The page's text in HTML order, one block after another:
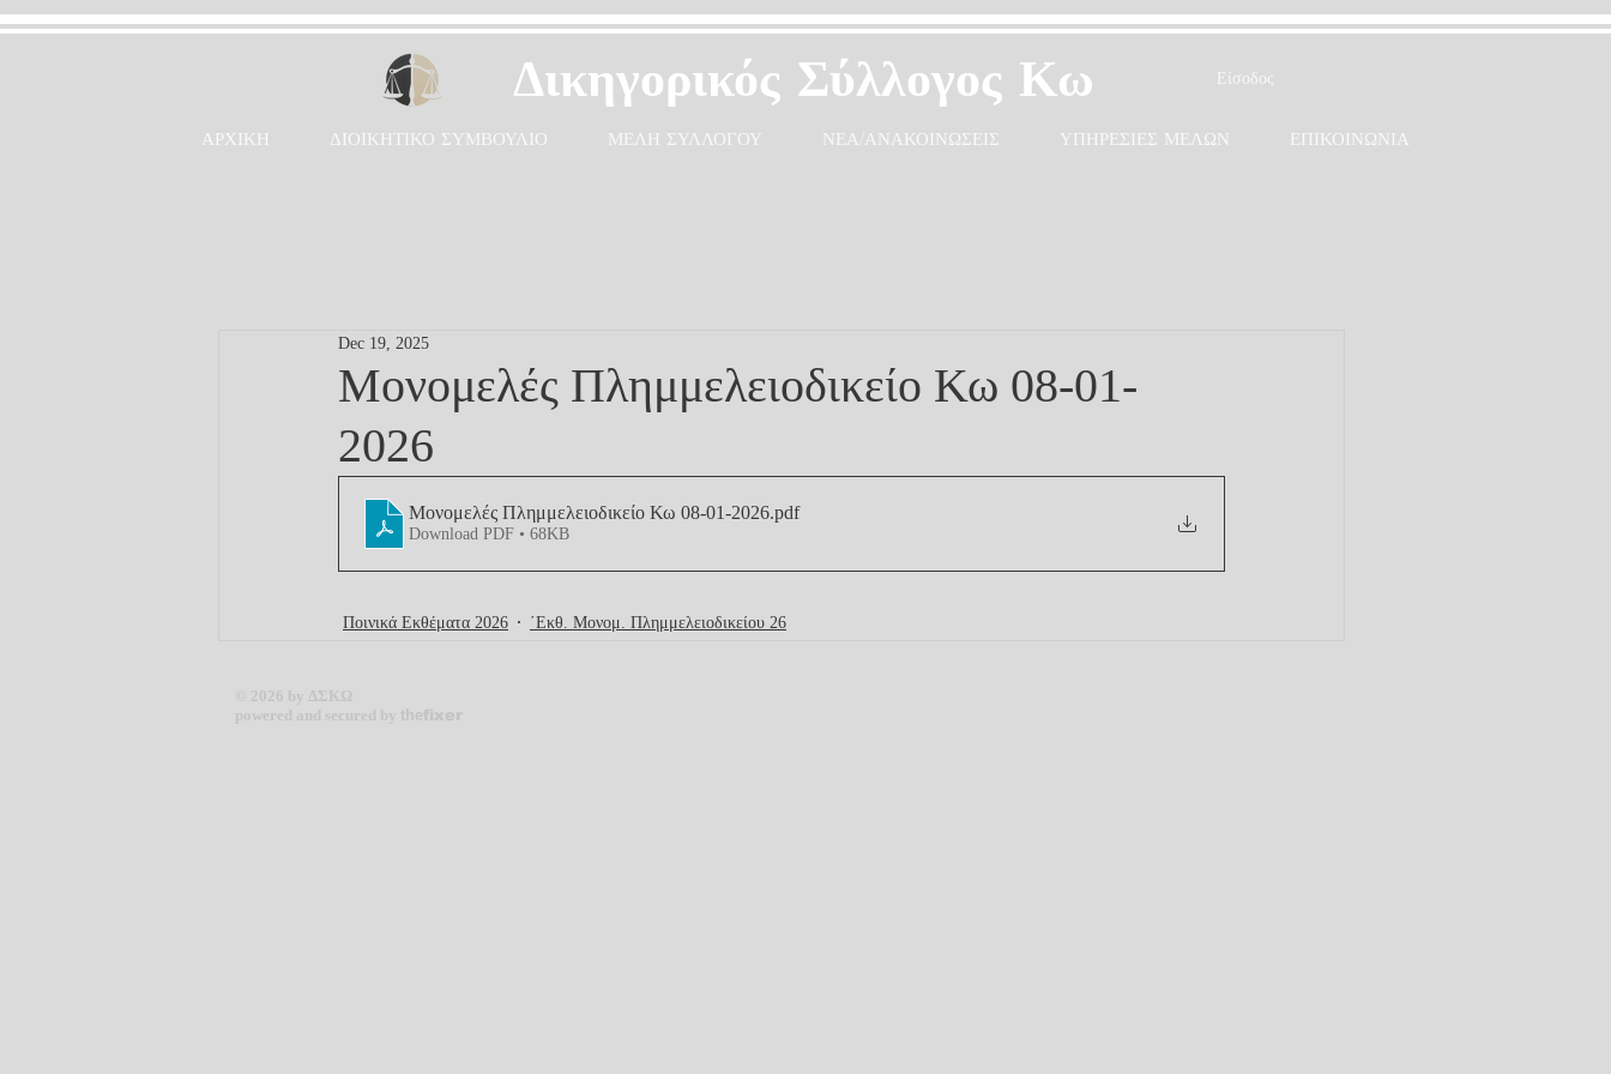
Δικηγορικός Σύλλογος Κω Είσοδος
ΑΡΧΙΚΗ ΔΙΟΙΚΗΤΙΚΟ ΣΥΜΒΟΥΛΙΟ ΜΕΛΗ ΣΥΛΛΟΓΟΥ ΝΕΑ/ΑΝΑΚΟΙΝΩΣΕΙΣ ΥΠΗΡΕΣΙΕΣ ΜΕΛΩΝ ΕΠΙΚΟΙΝΩΝΙΑ
Μονομελές Πλημμελειοδικείο Κω 08-01-
2026
Dec 19, 2025
Μονομελές Πλημμελειοδικείο Κω 08-01-2026.pdf
Download PDF • 68KB
Ποινικά Εκθέματα 2026 ΄Εκθ. Μονομ. Πλημμελειοδικείου 26
© 2026 by ΔΣΚΩ
powered and secured by thefixer